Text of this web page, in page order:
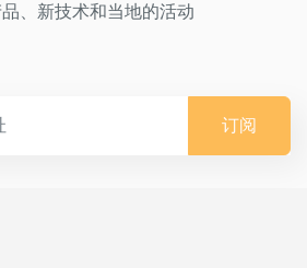
、新技术和当地的活动
订阅